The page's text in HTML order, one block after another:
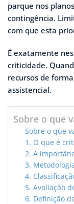
parque nos
contingência.
com que esta
É exatamente
criticidade.
recursos de
assistencial.
Sobre o que
Sobre o que
1. O que é
2. A
3.
4.
5. Avaliação
6. Definição